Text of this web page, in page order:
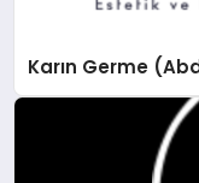
Karın Germe